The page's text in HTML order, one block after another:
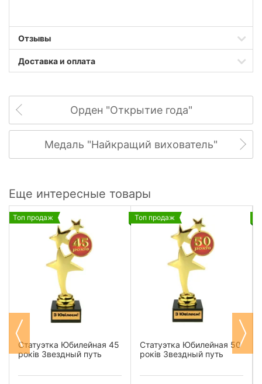
Отзывы
Доставка и оплата
Орден "Открытие года"
Медаль "Найкращий вихователь"
Еще интересные товары
Топ продаж
Статуэтка Юбилейная 45
років Звездный путь
Топ продаж
Статуэтка Юбилейная 50
років Звездный путь